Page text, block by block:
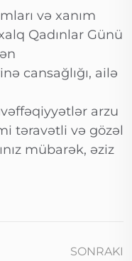
və xanım
Qadınlar Günü
cansağlığı, ailə
arzu
təravətli və gözəl
mübarək, əziz
SONRAKI